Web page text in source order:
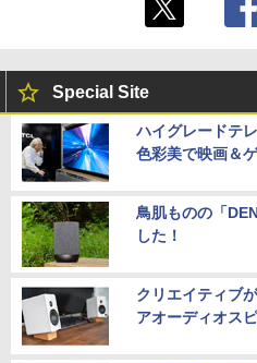
Special Site
ハイグレードテ
色彩美で映画＆
鳥肌ものの「
した！
クリエイティブ
アオーディオス